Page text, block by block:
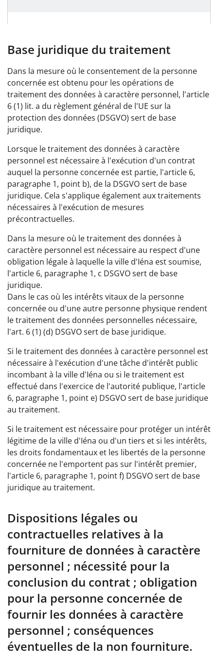
Base juridique du traitement
Dans la mesure où le consentement de la personne
concernée est obtenu pour les opérations de
traitement des données à caractère personnel, l'article
6 (1) lit. a du règlement général de l'UE sur la
protection des données (DSGVO) sert de base
juridique.
Lorsque le traitement des données à caractère
personnel est nécessaire à l'exécution d'un contrat
auquel la personne concernée est partie, l'article 6,
paragraphe 1, point b), de la DSGVO sert de base
juridique. Cela s'applique également aux traitements
nécessaires à l'exécution de mesures
précontractuelles.
Dans la mesure où le traitement des données à
caractère personnel est nécessaire au respect d'une
obligation légale à laquelle la ville d'Iéna est soumise,
l'article 6, paragraphe 1, c DSGVO sert de base
juridique.
Dans le cas où les intérêts vitaux de la personne
concernée ou d'une autre personne physique rendent
le traitement des données personnelles nécessaire,
l'art. 6 (1) (d) DSGVO sert de base juridique.
Si le traitement des données à caractère personnel est
nécessaire à l'exécution d'une tâche d'intérêt public
incombant à la ville d'Iéna ou si le traitement est
effectué dans l'exercice de l'autorité publique, l'article
6, paragraphe 1, point e) DSGVO sert de base juridique
au traitement.
Si le traitement est nécessaire pour protéger un intérêt
légitime de la ville d'Iéna ou d'un tiers et si les intérêts,
les droits fondamentaux et les libertés de la personne
concernée ne l'emportent pas sur l'intérêt premier,
l'article 6, paragraphe 1, point f) DSGVO sert de base
juridique au traitement.
Dispositions légales ou
contractuelles relatives à la
fourniture de données à caractère
personnel ; nécessité pour la
conclusion du contrat ; obligation
pour la personne concernée de
fournir les données à caractère
personnel ; conséquences
éventuelles de la non fourniture.